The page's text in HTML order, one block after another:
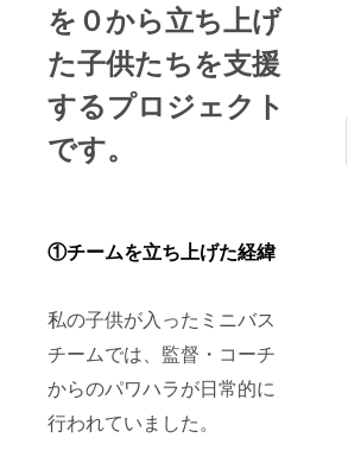
を０から立ち上げ
た子供たちを支援
するプロジェクト
です。
①チームを立ち上げた経緯
私の子供が入ったミニバス
チームでは、監督・コーチ
からのパワハラが日常的に
行われていました。